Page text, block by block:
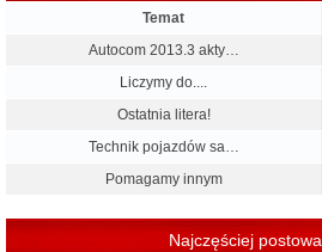
Temat
Autocom 2013.3 akty…
Liczymy do....
Ostatnia litera!
Technik pojazdów sa…
Pomagamy innym
Najczęściej